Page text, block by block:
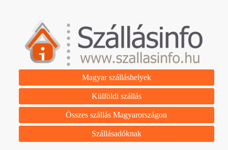
Magyar szálláshelyek
Külföldi szállás
Összes szállás Magyarországon
Szállásadóknak